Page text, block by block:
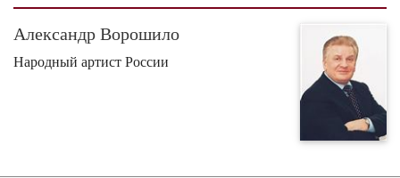
Александр Ворошило
Народный артист России